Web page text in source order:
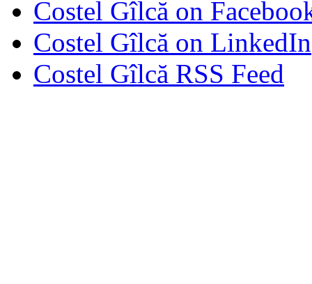
Costel Gîlcă on
Costel Gîlcă on LinkedIn
Costel Gîlcă RSS Feed